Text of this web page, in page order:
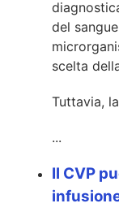
del
scelta
Tuttavia, la
...
Il CVP